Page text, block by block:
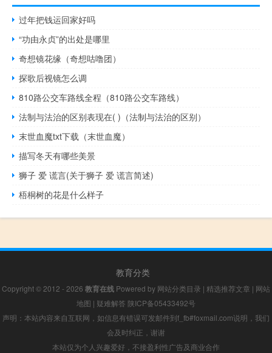
过年把钱运回家好吗
“功由永贞”的出处是哪里
奇想镜花缘（奇想咕噜团）
探歌后视镜怎么调
810路公交车路线全程（810路公交车路线）
法制与法治的区别表现在( )（法制与法治的区别）
末世血魔txt下载（末世血魔）
描写冬天有哪些美景
狮子 爱 谎言(关于狮子 爱 谎言简述)
梧桐树的花是什么样子
教育分类
Copyright © 2012 - 2026 教育在线 Powered by 网站分类目录 | 精选推荐文章 | 网站
地图 | 疑难解答 陕ICP备05433492号
声明：本站内容来自互联网，如信息有错误可发邮件到f_fb#foxmail.com说明，我们
会及时纠正，谢谢
本站仅为个人兴趣爱好，不接盈利性广告及商业合作